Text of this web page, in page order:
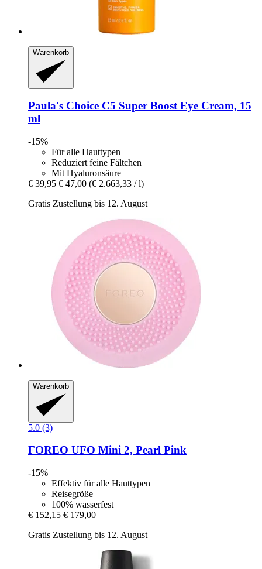
Warenkorb
Paula's Choice C5 Super Boost Eye Cream, 15
ml
-15%
Für alle Hauttypen
Reduziert feine Fältchen
Mit Hyaluronsäure
€ 39,95 € 47,00 (€ 2.663,33 / l)
Gratis Zustellung bis 12. August
Warenkorb
5.0 (3)
FOREO UFO Mini 2, Pearl Pink
-15%
Effektiv für alle Hauttypen
Reisegröße
100% wasserfest
€ 152,15 € 179,00
Gratis Zustellung bis 12. August